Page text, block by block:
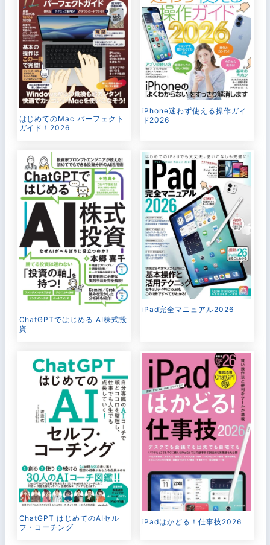
はじめてのMac パーフェクト
ガイド！2026
iPhone迷わず使える操作ガイ
ド2026
ChatGPTではじめる AI株式投
資
iPad完全マニュアル2026
ChatGPT はじめてのAIセル
フ・コーチング
iPadはかどる！仕事技2026